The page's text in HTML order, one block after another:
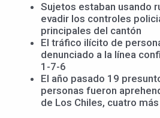
Sujetos estaban usando
evadir los controles
principales del cantón
El tráfico ilícito de
denunciado a la línea
1-7-6
El año pasado 19
personas fueron
de Los Chiles, cuatro